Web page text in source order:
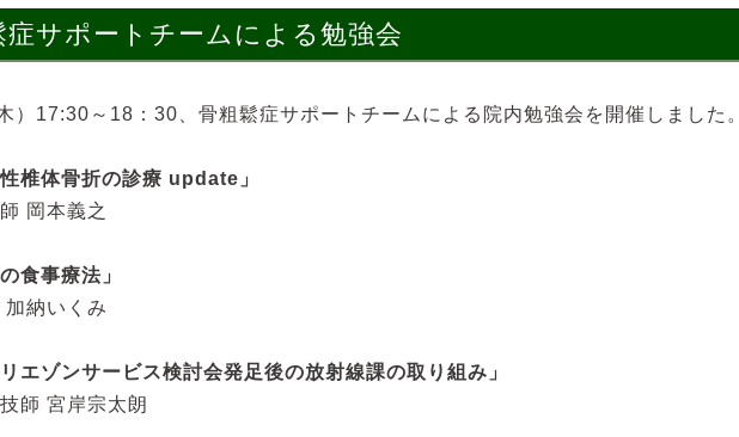
症サポートチームによる勉強会
）17:30～18：30、骨粗鬆症サポートチームによる院内勉強会を開催しました。
性椎体骨折の診療 update」
岡本義之
食事療法」
納いくみ
リエゾンサービス検討会発足後の放射線課の取り組み」
師 宮岸宗太朗